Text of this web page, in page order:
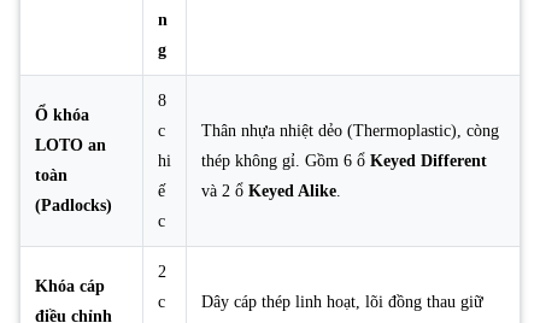
n
g
Ổ khóa
LOTO an
toàn
(Padlocks)
8
c
hi
ế
c
Thân nhựa nhiệt dẻo (Thermoplastic), còng
thép không gỉ. Gồm 6 ổ Keyed Different
và 2 ổ Keyed Alike
Khóa cáp
điều chỉnh
2
c
Dây cáp thép linh hoạt, lõi đồng thau giữ